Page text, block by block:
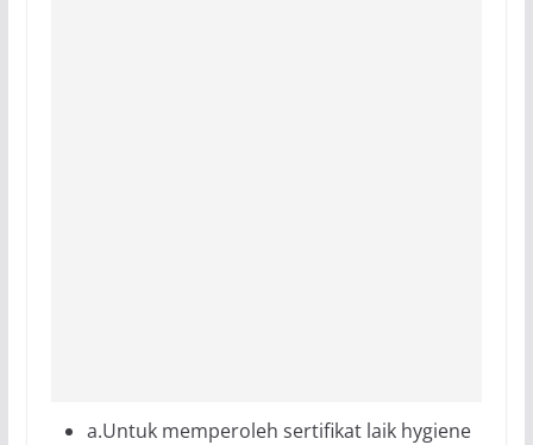
a.Untuk memperoleh sertifikat laik hygiene